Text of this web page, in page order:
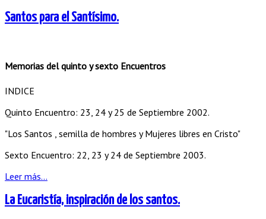
Santos para el Santísimo.
Memorias del quinto y sexto Encuentros
INDICE
Quinto Encuentro: 23, 24 y 25 de Septiembre 2002.
"Los Santos , semilla de hombres y Mujeres libres en Cristo"
Sexto Encuentro: 22, 23 y 24 de Septiembre 2003.
Leer más...
La Eucaristía, inspiración de los santos.